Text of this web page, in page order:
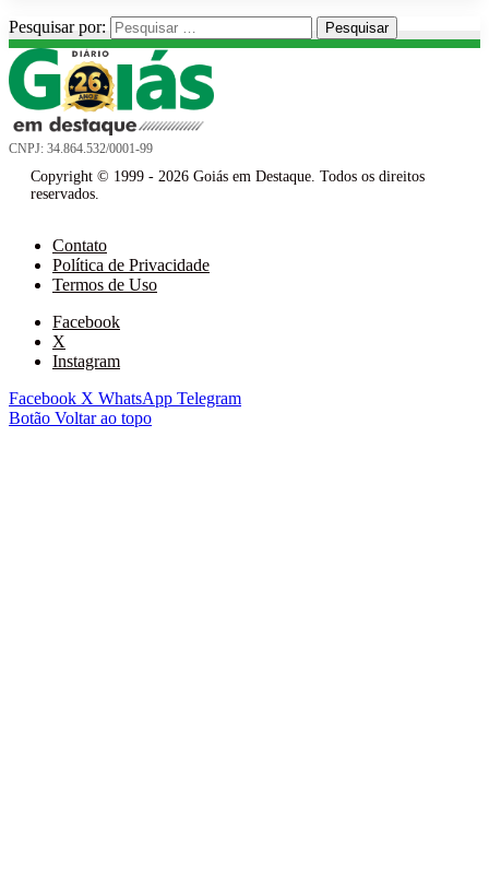
Pesquisar por:
CNPJ: 34.864.532/0001-99
Copyright © 1999 - 2026 Goiás em Destaque. Todos os direitos
reservados.
Contato
Política de Privacidade
Termos de Uso
Facebook
X
Instagram
Facebook X WhatsApp Telegram
Botão Voltar ao topo